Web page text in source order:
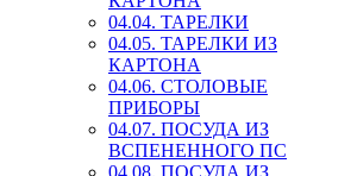
04.04. ТАРЕЛКИ
04.05. ТАРЕЛКИ ИЗ
КАРТОНА
04.06. СТОЛОВЫЕ
ПРИБОРЫ
04.07. ПОСУДА ИЗ
ВСПЕНЕННОГО ПС
04.08. ПОСУДА ИЗ